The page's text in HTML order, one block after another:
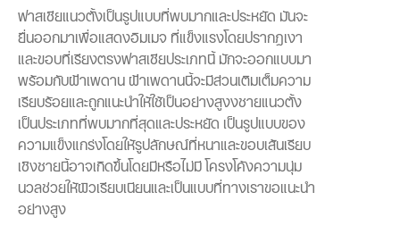
ฟาสเซียแนวตั้งเป็นรูปแบบที่พบมากและประหยัด มันจะ
ยื่นออกมาเพื่อแสดงอิมเมจ ที่แข็งแรงโดยปรากฎเงา
และขอบที่เรียงตรงฟาสเซียประเภทนี้ มักจะออกแบบมา
พร้อมกับฝ้าเพดาน ฝ้าเพดานนี้จะมีส่วนเติมเต็มความ
เรียบร้อยและถูกแนะนำให้ใช้เป็นอย่างสูงงชายแนวตั้ง
เป็นประเภทที่พบมากที่สุดและประหยัด เป็นรูปแบบของ
ความแข็งแกร่งโดยให้รูปลักษณ์ที่หนาและขอบเส้นเรียบ
เชิงชายนี้อาจเกิดขึ้นโดยมีหรือไม่มี โครงโค้งความนุ่ม
นวลช่วยให้ผิวเรียบเนียนและเป็นแบบที่ทางเราขอแนะนำ
อย่างสูง